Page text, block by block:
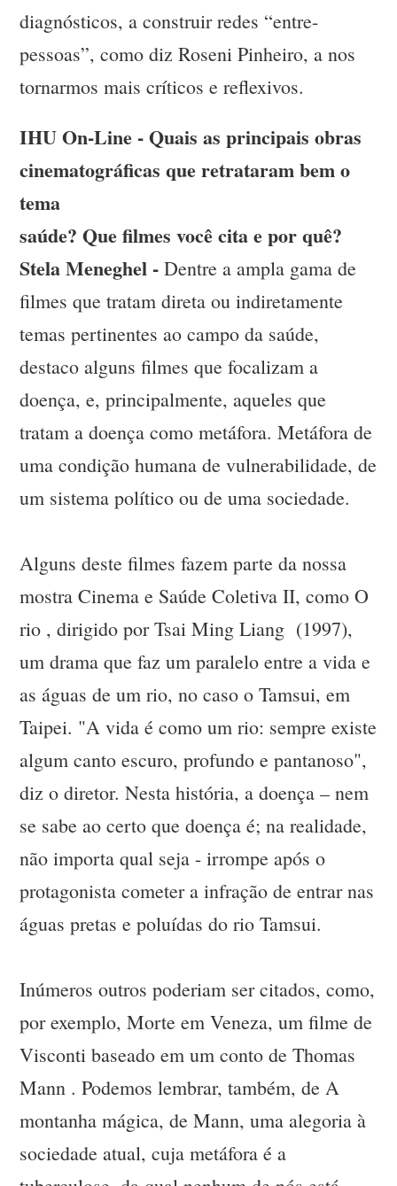
diagnósticos, a construir redes “entre-
pessoas”, como diz Roseni Pinheiro, a nos
tornarmos mais críticos e reflexivos.
IHU On-Line - Quais as principais obras
cinematográficas que retrataram bem o
tema
saúde? Que filmes você cita e por quê?
Stela Meneghel -Dentre a ampla gama de
filmes que tratam direta ou indiretamente
temas pertinentes ao campo da saúde,
destaco alguns filmes que focalizam a
doença, e, principalmente, aqueles que
tratam a doença como metáfora. Metáfora de
uma condição humana de vulnerabilidade, de
um sistema político ou de uma sociedade.
Alguns deste filmes fazem parte da nossa
mostra Cinema e Saúde Coletiva II, como O
rio , dirigido por Tsai Ming Liang (1997),
um drama que faz um paralelo entre a vida e
as águas de um rio, no caso o Tamsui, em
Taipei. "A vida é como um rio: sempre existe
algum canto escuro, profundo e pantanoso",
diz o diretor. Nesta história, a doença – nem
se sabe ao certo que doença é; na realidade,
não importa qual seja - irrompe após o
protagonista cometer a infração de entrar nas
águas pretas e poluídas do rio Tamsui.
Inúmeros outros poderiam ser citados, como,
por exemplo, Morte em Veneza, um filme de
Visconti baseado em um conto de Thomas
Mann . Podemos lembrar, também, de A
montanha mágica, de Mann, uma alegoria à
sociedade atual, cuja metáfora é a